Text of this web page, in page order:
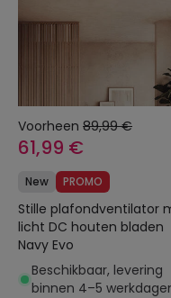
Voorheen 89,99 €
61,99 €
New PROMO
Stille plafondventilator
licht DC houten bladen
Navy Evo
Beschikbaar, levering
binnen 4–5